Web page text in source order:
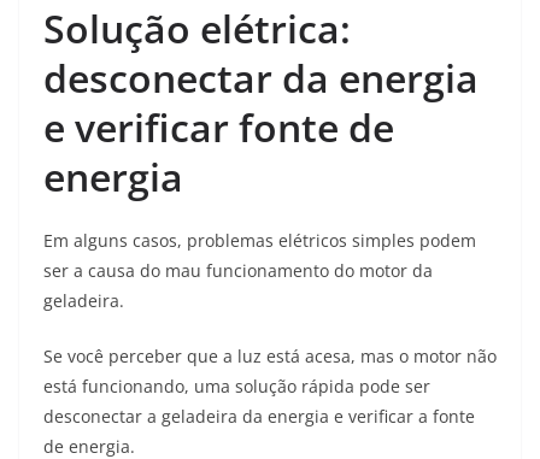
Solução elétrica:
desconectar da energia
e verificar fonte de
energia
Em alguns casos, problemas elétricos simples podem
ser a causa do mau funcionamento do motor da
geladeira.
Se você perceber que a luz está acesa, mas o motor não
está funcionando, uma solução rápida pode ser
desconectar a geladeira da energia e verificar a fonte
de energia.